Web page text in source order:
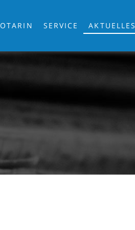
SERVICE AKTUELLES